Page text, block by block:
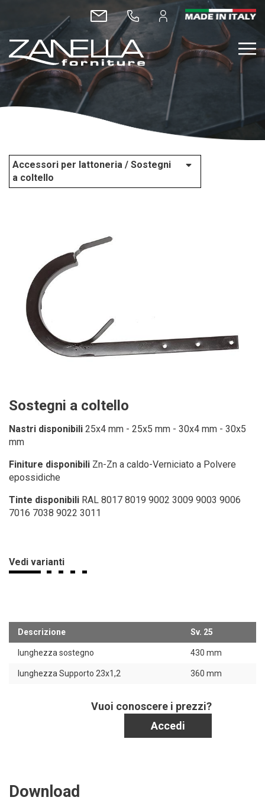
Accessori per lattoneria / Sostegni
a coltello
Sostegni a coltello
Nastri disponibili 25x4 mm - 25x5 mm - 30x4 mm - 30x5
mm
Finiture disponibili Zn-Zn a caldo-Verniciato a Polvere
epossidiche
Tinte disponibili RAL 8017 8019 9002 3009 9003 9006
7016 7038 9022 3011
Vedi varianti
Descrizione Sv. 25
lunghezza sostegno 430 mm
lunghezza Supporto 23x1,2 360 mm
Vuoi conoscere i prezzi?
Accedi
Download